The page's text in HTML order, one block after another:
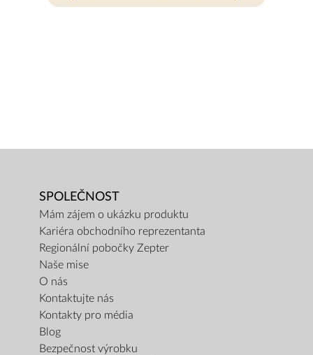
SPOLEČNOST
Mám zájem o ukázku produktu
Kariéra obchodního reprezentanta
Regionální pobočky Zepter
Naše mise
O nás
Kontaktujte nás
Kontakty pro média
Blog
Bezpečnost výrobku